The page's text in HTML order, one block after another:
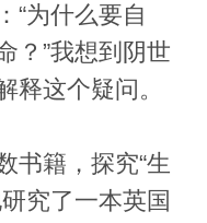
“为什么要自
？”我想到阴世
释这个疑问。
书籍，探究“生
究了一本英国